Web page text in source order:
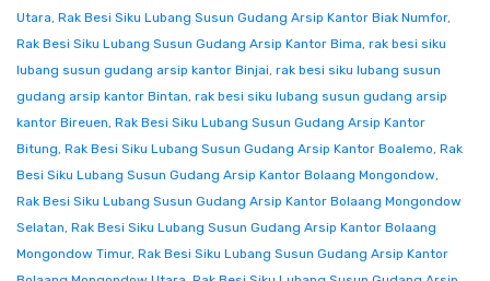
Utara, Rak Besi Siku Lubang Susun Gudang Arsip Kantor Biak Numfor,
Rak Besi Siku Lubang Susun Gudang Arsip Kantor Bima, rak besi siku
lubang susun gudang arsip kantor Binjai, rak besi siku lubang susun
gudang arsip kantor Bintan, rak besi siku lubang susun gudang arsip
kantor Bireuen, Rak Besi Siku Lubang Susun Gudang Arsip Kantor
Bitung, Rak Besi Siku Lubang Susun Gudang Arsip Kantor Boalemo, Rak
Besi Siku Lubang Susun Gudang Arsip Kantor Bolaang Mongondow,
Rak Besi Siku Lubang Susun Gudang Arsip Kantor Bolaang Mongondow
Selatan, Rak Besi Siku Lubang Susun Gudang Arsip Kantor Bolaang
Mongondow Timur, Rak Besi Siku Lubang Susun Gudang Arsip Kantor